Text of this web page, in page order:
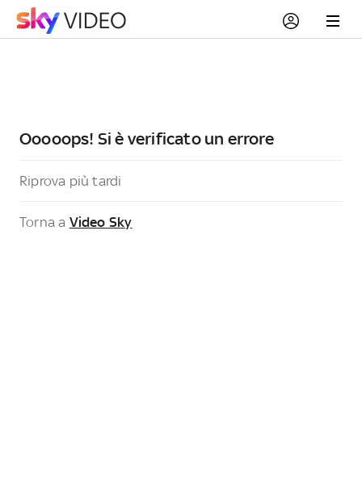
Ooooops! Si è verificato un errore
Riprova più tardi
Torna a Video Sky